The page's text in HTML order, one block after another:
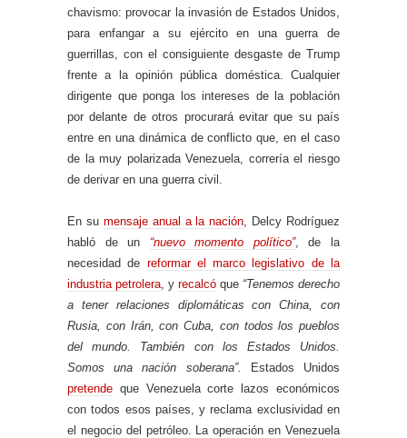
chavismo: provocar la invasión de Estados Unidos,
para enfangar a su ejército en una guerra de
guerrillas, con el consiguiente desgaste de Trump
frente a la opinión pública doméstica. Cualquier
dirigente que ponga los intereses de la población
por delante de otros procurará evitar que su país
entre en una dinámica de conflicto que, en el caso
de la muy polarizada Venezuela, correría el riesgo
de derivar en una guerra civil.
En su mensaje anual a la nación, Delcy Rodríguez
habló de un “nuevo momento político”, de la
necesidad de reformar el marco legislativo de la
industria petrolera, y recalcó que “Tenemos derecho
a tener relaciones diplomáticas con China, con
Rusia, con Irán, con Cuba, con todos los pueblos
del mundo. También con los Estados Unidos.
Somos una nación soberana”.
Estados Unidos
pretende que Venezuela corte lazos económicos
con todos esos países, y reclama exclusividad en
el negocio del petróleo. La operación en Venezuela